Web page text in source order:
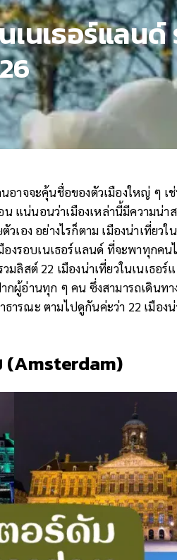
เนเธอร์แลนด์
อาจจะคุ้นชื่อของตัวเมืองใหญ่ ๆ เ
น แน่นอนว่าเมืองเหล่านี้มีความน่า
เอง อย่างไรก็ตาม เมืองน่าเที่ยวใ
องรอบเนเธอร์แลนด์ ที่จะพาทุกค
ลิสต์ 22 เมืองน่าเที่ยวในเนเธอร์
ผู้อ่านทุก ๆ คน ซึ่งสามารถเดินทา
ารณะ ตามไปดูกันค่ะว่า 22 เมืองน่
(Amsterdam)